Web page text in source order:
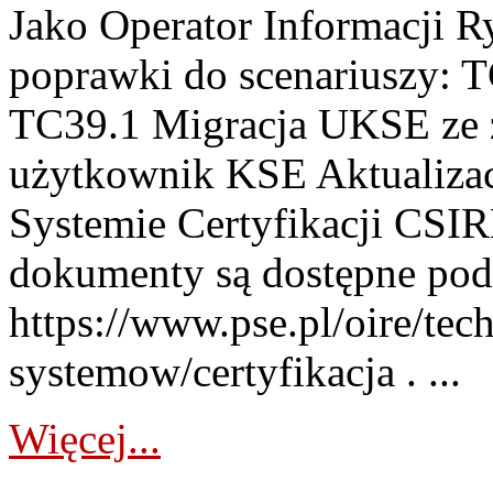
Jako Operator Informacji
poprawki do scenariuszy:
TC39.1 Migracja UKSE
użytkownik KSE
Systemie Certyfikacji
dokumenty są dostępne
https://www.pse.pl/oire/
systemow/certyfikacja . ...
Więcej...